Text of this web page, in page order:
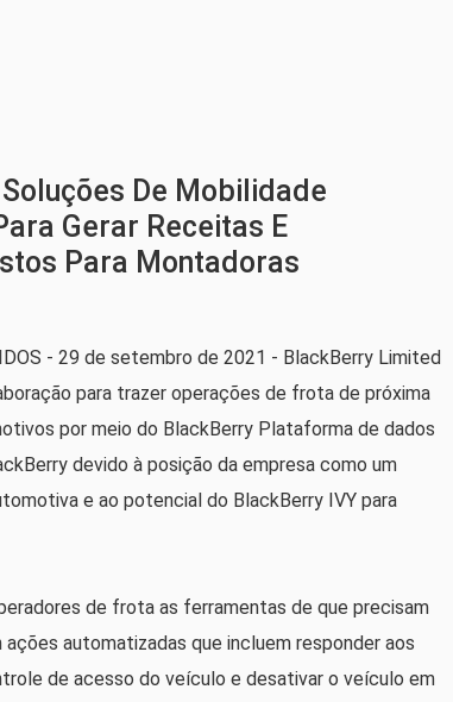
De Mobilidade
Gerar Receitas E
Para Montadoras
- 29 de setembro de 2021 - BlackBerry Limited
para trazer operações de frota de próxima
por meio do BlackBerry Plataforma de dados
devido à posição da empresa como um
e ao potencial do BlackBerry IVY para
de frota as ferramentas de que precisam
automatizadas que incluem responder aos
de acesso do veículo e desativar o veículo em